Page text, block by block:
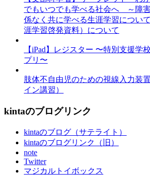
でもいつでも学べる社会へ ～障
係なく共に学べる生涯学習につい
涯学習啓発資料）について
【iPad】レジスター 〜特別支援学
プリ〜
肢体不自由児のための視線入力装
イン講習）
kintaのブログリンク
kintaのブログ（サテライト）
kintaのブログリンク（旧）
note
Twitter
マジカルトイボックス